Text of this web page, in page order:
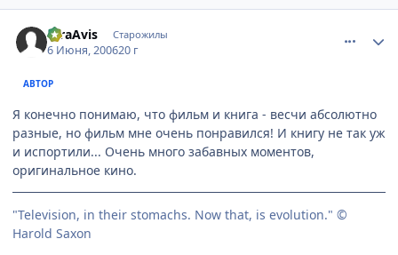
raraAvis Старожилы
6 Июня, 200620 г
АВТОР
Я конечно понимаю, что фильм и книга - весчи абсолютно
разные, но фильм мне очень понравился! И книгу не так уж
и испортили... Очень много забавных моментов,
оригинальное кино.
"Television, in their stomachs. Now that, is evolution." ©
Harold Saxon